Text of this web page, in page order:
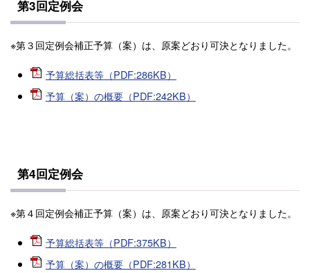
第3回定例会
※第３回定例会補正予算（案）は、原案どおり可決となりました。
予算総括表等（PDF:286KB）
予算（案）の概要（PDF:242KB）
第4回定例会
※第４回定例会補正予算（案）は、原案どおり可決となりました。
予算総括表等（PDF:375KB）
予算（案）の概要（PDF:281KB）